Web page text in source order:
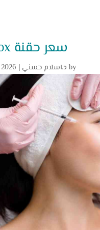
سعر حقنة botox في الإسكندرية
by د.اسلام حسني |